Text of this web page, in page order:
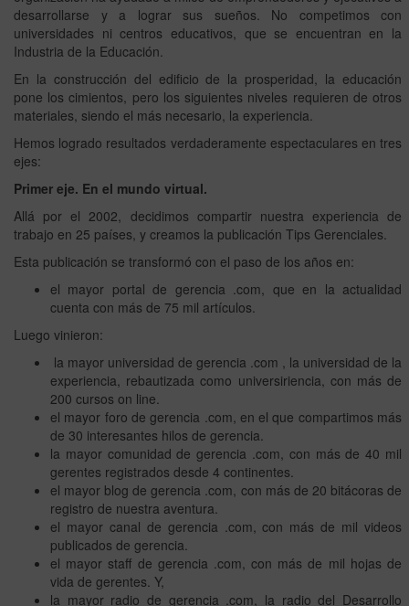
desarrollarse y a lograr sus sueños. No competimos con
universidades ni centros educativos, que se encuentran en la
Industria de la Educación.
En la construcción del edificio de la prosperidad, la educación
pone los cimientos, pero los siguientes niveles requieren de otros
materiales, siendo el más necesario, la experiencia.
Hemos logrado resultados verdaderamente espectaculares en tres
ejes:
Primer eje. En el mundo virtual.
Allá por el 2002, decidimos compartir nuestra experiencia de
trabajo en 25 países, y creamos la publicación Tips Gerenciales.
Esta publicación se transformó con el paso de los años en:
el mayor portal de gerencia .com, que en la actualidad
cuenta con más de 75 mil artículos.
Luego vinieron:
la mayor universidad de gerencia .com , la universidad de la
experiencia, rebautizada como universiriencia, con más de
200 cursos on line.
el mayor foro de gerencia .com, en el que compartimos más
de 30 interesantes hilos de gerencia.
la mayor comunidad de gerencia .com, con más de 40 mil
gerentes registrados desde 4 continentes.
el mayor blog de gerencia .com, con más de 20 bitácoras de
registro de nuestra aventura.
el mayor canal de gerencia .com, con más de mil videos
publicados de gerencia.
el mayor staff de gerencia .com, con más de mil hojas de
vida de gerentes. Y,
la mayor radio de gerencia .com, la radio del Desarrollo